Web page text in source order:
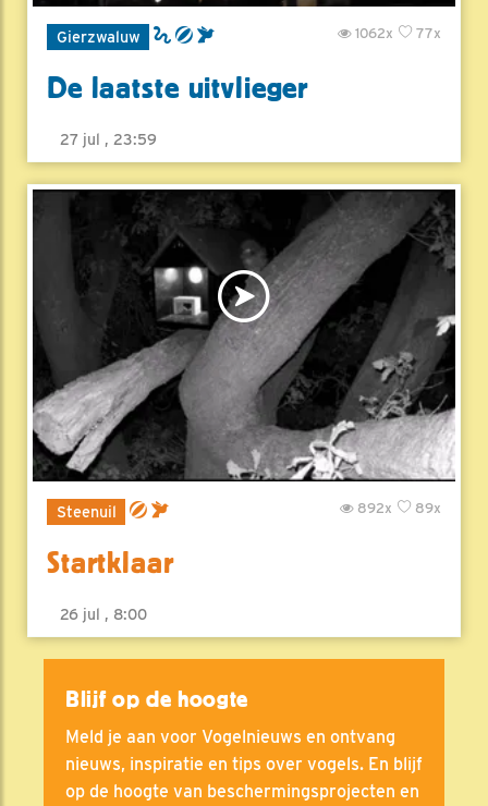
Gierzwaluw 77x
1062x
De laatste uitvlieger
27 jul , 23:59
Steenuil 89x
892x
Startklaar
26 jul , 8:00
Blijf op de hoogte
Meld je aan voor Vogelnieuws en ontvang
nieuws, inspiratie en tips over vogels. En blijf
op de hoogte van beschermingsprojecten en